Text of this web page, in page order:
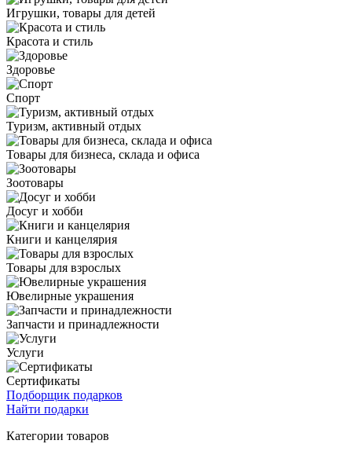
Игрушки, товары для детей
Красота и стиль
Здоровье
Спорт
Туризм, активный отдых
Товары для бизнеса, склада и офиса
Зоотовары
Досуг и хобби
Книги и канцелярия
Товары для взрослых
Ювелирные украшения
Запчасти и принадлежности
Услуги
Сертификаты
Подборщик подарков
Найти подарки
Категории товаров